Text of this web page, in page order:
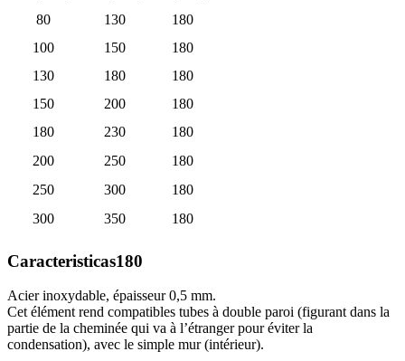
80
130
180
100
150
180
130
180
180
150
200
180
180
230
180
200
250
180
250
300
180
300
350 180
Caracteristicas180
Acier inoxydable, épaisseur 0,5 mm.
Cet élément rend compatibles tubes à double paroi (figurant dans la
partie de la cheminée qui va à l’étranger pour éviter la
condensation), avec le simple mur (intérieur).